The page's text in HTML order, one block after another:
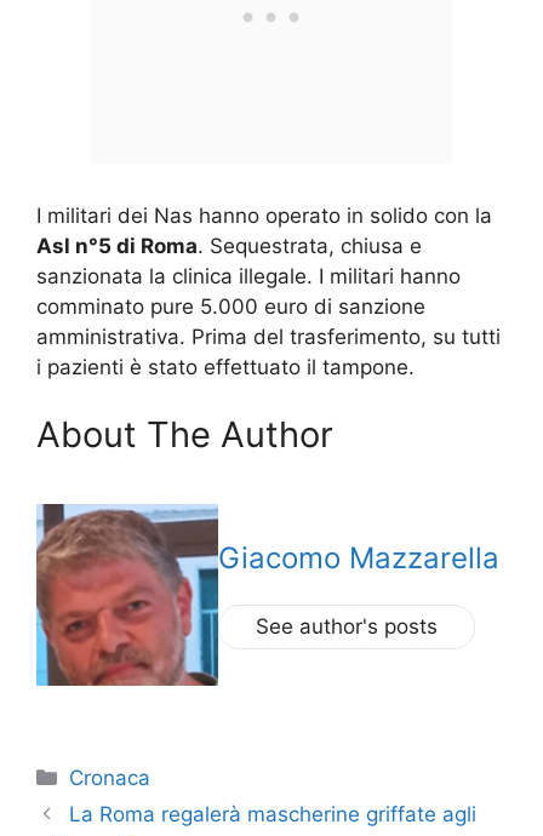
I militari dei Nas hanno operato in solido con la
Asl n°5 di Roma. Sequestrata, chiusa e
sanzionata la clinica illegale. I militari hanno
comminato pure 5.000 euro di sanzione
amministrativa. Prima del trasferimento, su tutti
i pazienti è stato effettuato il tampone.
About The Author
Giacomo Mazzarella
See author's posts
Categorie
Cronaca
La Roma regalerà mascherine griffate agli